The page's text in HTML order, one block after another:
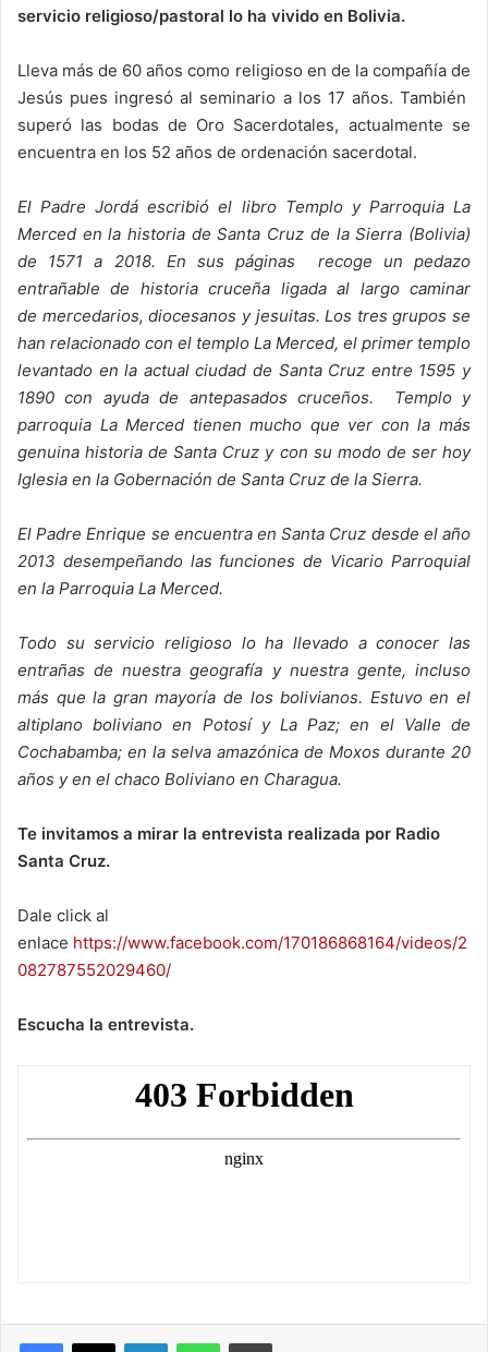
servicio religioso/pastoral lo ha vivido en Bolivia.
Lleva más de 60 años como religioso en de la compañía de
Jesús pues ingresó al seminario a los 17 años. También
superó las bodas de Oro Sacerdotales, actualmente se
encuentra en los 52 años de ordenación sacerdotal.
El Padre Jordá escribió el libro Templo y Parroquia La
Merced en la historia de Santa Cruz de la Sierra (Bolivia)
de 1571 a 2018. En sus páginas recoge un pedazo
entrañable de historia cruceña ligada al largo caminar
de mercedarios, diocesanos y jesuitas. Los tres grupos se
han relacionado con el templo La Merced, el primer templo
levantado en la actual ciudad de Santa Cruz entre 1595 y
1890 con ayuda de antepasados cruceños. Templo y
parroquia La Merced tienen mucho que ver con la más
genuina historia de Santa Cruz y con su modo de ser hoy
Iglesia en la Gobernación de Santa Cruz de la Sierra.
El Padre Enrique se encuentra en Santa Cruz desde el año
2013 desempeñando las funciones de Vicario Parroquial
en la Parroquia La Merced.
Todo su servicio religioso lo ha llevado a conocer las
entrañas de nuestra geografía y nuestra gente, incluso
más que la gran mayoría de los bolivianos. Estuvo en el
altiplano boliviano en Potosí y La Paz; en el Valle de
Cochabamba; en la selva amazónica de Moxos durante 20
años y en el chaco Boliviano en Charagua.
Te invitamos a mirar la entrevista realizada por Radio
Santa Cruz.
Dale click al
enlace https://www.facebook.com/170186868164/videos/2
082787552029460/
Escucha la entrevista.